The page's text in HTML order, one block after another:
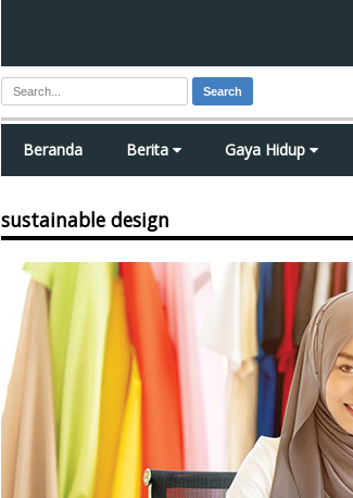
Search
Beranda Berita Gaya Hidup
sustainable design